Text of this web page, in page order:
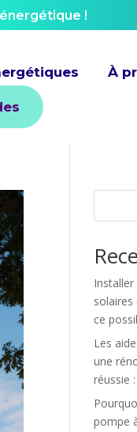
!
À
ce
Les
une
réussie
pompe